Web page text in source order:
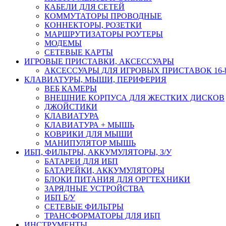
КАБЕЛИ ДЛЯ СЕТЕЙ
КОММУТАТОРЫ ПРОВОДНЫЕ
КОННЕКТОРЫ, РОЗЕТКИ
МАРШРУТИЗАТОРЫ РОУТЕРЫ
МОДЕМЫ
СЕТЕВЫЕ КАРТЫ
ИГРОВЫЕ ПРИСТАВКИ, АКСЕССУАРЫ
АКСЕССУАРЫ ДЛЯ ИГРОВЫХ ПРИСТАВОК 16-
КЛАВИАТУРЫ, МЫШИ, ПЕРИФЕРИЯ
ВЕБ КАМЕРЫ
ВНЕШНИЕ КОРПУСА ДЛЯ ЖЕСТКИХ ДИСКОВ
ДЖОЙСТИКИ
КЛАВИАТУРА
КЛАВИАТУРА + МЫШЬ
КОВРИКИ ДЛЯ МЫШИ
МАНИПУЛЯТОР МЫШЬ
ИБП, ФИЛЬТРЫ, АККУМУЛЯТОРЫ, З/У
БАТАРЕИ ДЛЯ ИБП
БАТАРЕЙКИ, АККУМУЛЯТОРЫ
БЛОКИ ПИТАНИЯ ДЛЯ ОРГТЕХНИКИ
ЗАРЯДНЫЕ УСТРОЙСТВА
ИБП Б/У
СЕТЕВЫЕ ФИЛЬТРЫ
ТРАНСФОРМАТОРЫ ДЛЯ ИБП